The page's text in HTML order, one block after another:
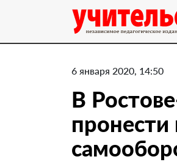
6 января 2020, 14:50
В
пронести